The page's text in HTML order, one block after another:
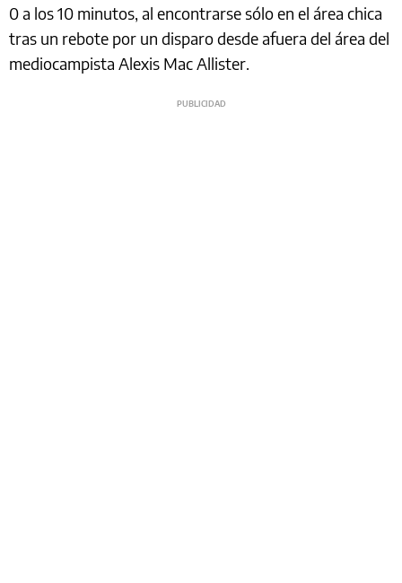
0 a los 10 minutos, al encontrarse sólo en el área chica
tras un rebote por un disparo desde afuera del área del
mediocampista Alexis Mac Allister.